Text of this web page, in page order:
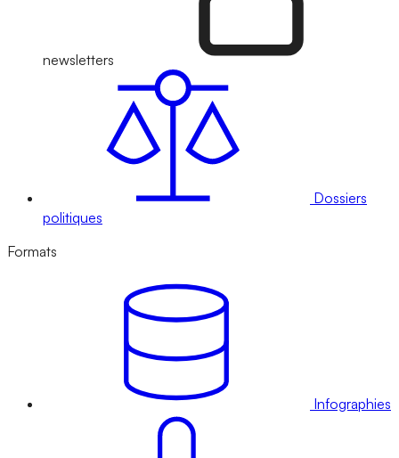
newsletters
Dossiers
politiques
Formats
Infographies